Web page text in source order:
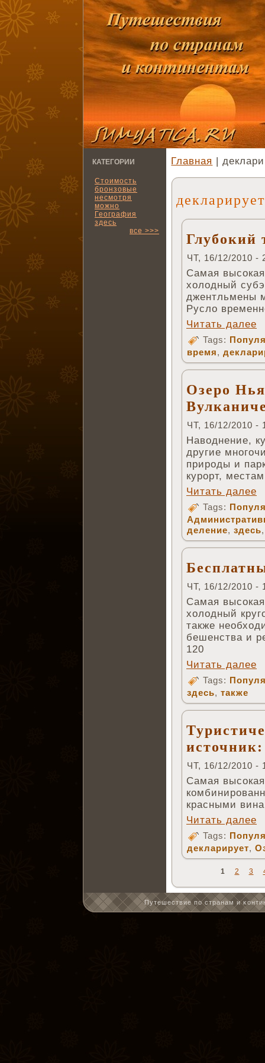
КАТЕГОРИИ
Стоимость
бронзовые
несмотря
можно
География
здесь
все >>>
Главная |
декларирует
Глубокий
ЧТ, 16/12/2010 -
Самая
холодный
джентльмены
Русло
Читать далее
Tags:
время,
Озеро
ЧТ, 16/12/2010 -
Наводнение,
другие
природы и
курорт,
Читать далее
Tags:
деление, здесь
ЧТ, 16/12/2010 -
Самая
холодный
также
бешенства и
120
Читать далее
Tags:
здесь, также
ЧТ, 16/12/2010 -
Самая
красными
Читать далее
Tags:
декларирует,
1 2 3
Путешествие по странам и